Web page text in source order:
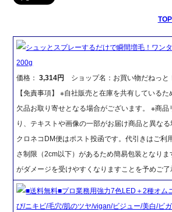
シュッとスプレーするだけで瞬間増毛！ワン
200g
価格：3,314円
ショップ名：お買い物だねっと
【免責事項】 ※自社販売と在庫を共有しているた
欠品お取り寄せとなる場合がございます。 ※商品
り、テキストや画像の一部がお届け商品と異な
クロネコDM便はポスト投函です。代引きはご利
さ制限（2cm以下）があるため簡易包装となり
がダメージを受けやすくなりますことを予めご了
■送料無料■プロ業務用強力7色LED＋2種オム
び/ニキビ/毛穴/肌のツヤ/vigan/ビジュー/美白/ビ